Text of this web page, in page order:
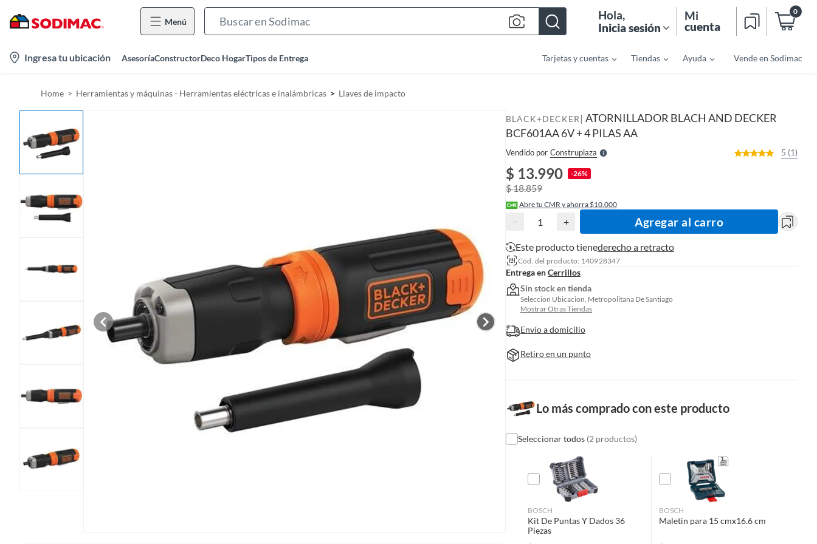
Menú
h
Hola,
Inicia sesión
Mi
cuenta
0
Ingresa tu ubicación AsesoríaConstructorDeco HogarTipos de Entrega Tarjetas y cuentas Tiendas Ayuda Vende en Sodimac
Home Herramientas y máquinas - Herramientas eléctricas e inalámbricas Llaves de impacto
BLACK+DECKER | ATORNILLADOR BLACH AND DECKER
BCF601AA 6V + 4 PILAS AA
Vendido por Construplaza S
l
l
e
r
5 (1)
$ 13.990 -26%
$ 18.859
Abre tu CMR y ahorra $10.000
− + Agregar al carro
Este producto tienederecho a retracto
Cód. del producto: 140928347
Entrega enCerrillos
Sin stock en tienda
Seleccion Ubicacion, Metropolitana De Santiago
Mostrar Otras Tiendas
Envío a domicilio
Retiro en un punto
Lo más comprado con este producto
Seleccionar todos (2 productos)
BOSCH
Kit De Puntas Y Dados 36
Piezas
BOSCH
Maletin para 15 cmx16.6 cm